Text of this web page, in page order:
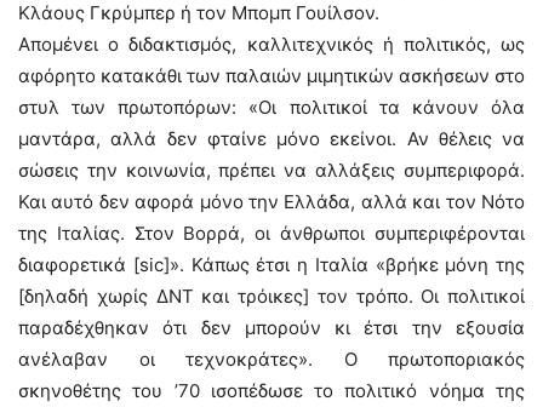
Κλάους Γκρύμπερ ή τον Μπομπ Γουίλσον.
Απομένει ο διδακτισμός, καλλιτεχνικός ή πολιτικός, ως
αφόρητο κατακάθι των παλαιών μιμητικών ασκήσεων στο
στυλ των πρωτοπόρων: «Οι πολιτικοί τα κάνουν όλα
μαντάρα, αλλά δεν φταίνε μόνο εκείνοι. Αν θέλεις να
σώσεις την κοινωνία, πρέπει να αλλάξεις συμπεριφορά.
Και αυτό δεν αφορά μόνο την Ελλάδα, αλλά και τον Νότο
της Ιταλίας. Στον Βορρά, οι άνθρωποι συμπεριφέρονται
διαφορετικά [sic]». Κάπως έτσι η Ιταλία «βρήκε μόνη της
[δηλαδή χωρίς ΔΝΤ και τρόικες] τον τρόπο. Οι πολιτικοί
παραδέχθηκαν ότι δεν μπορούν κι έτσι την εξουσία
ανέλαβαν οι τεχνοκράτες». Ο πρωτοποριακός
σκηνοθέτης του ’70 ισοπέδωσε το πολιτικό νόημα της